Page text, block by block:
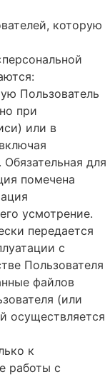
которую
Пользователь
при
или в
для
помечена
усмотрение.
передается
с
Пользователя
файлов
(или
осуществляется
к
работы с